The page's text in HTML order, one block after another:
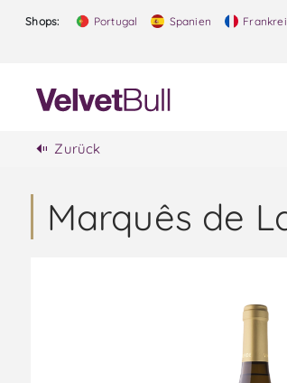
Shops: Portugal Spanien
Zurück
Marquês de